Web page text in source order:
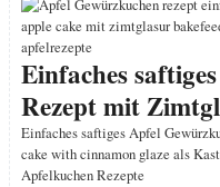
Einfaches
Rezept mit
Einfaches saftiges Apfel
cake with cinnamon glaze als
Apfelkuchen Rezepte